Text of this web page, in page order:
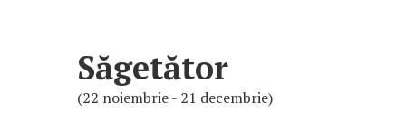
Săgetător
(22 noiembrie - 21 decembrie)